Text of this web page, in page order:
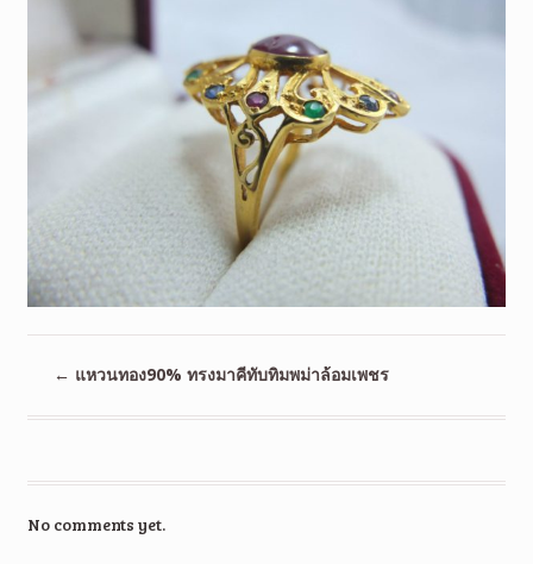
← แหวนทอง90% ทรงมาคีทับทิมพม่าล้อมเพชร
No comments yet.